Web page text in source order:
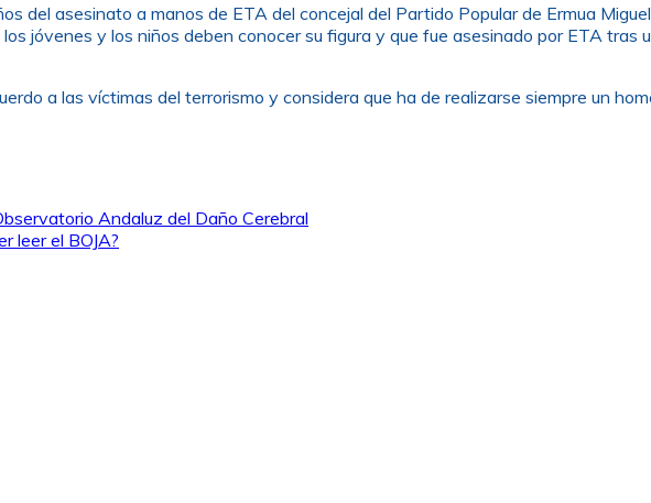
del asesinato a manos de ETA del concejal del Partido Popular de Ermua
jóvenes y los niños deben conocer su figura y que fue asesinado por ETA
a las víctimas del terrorismo y considera que ha de realizarse siempre un
Andaluz del Daño Cerebral
leer el BOJA?